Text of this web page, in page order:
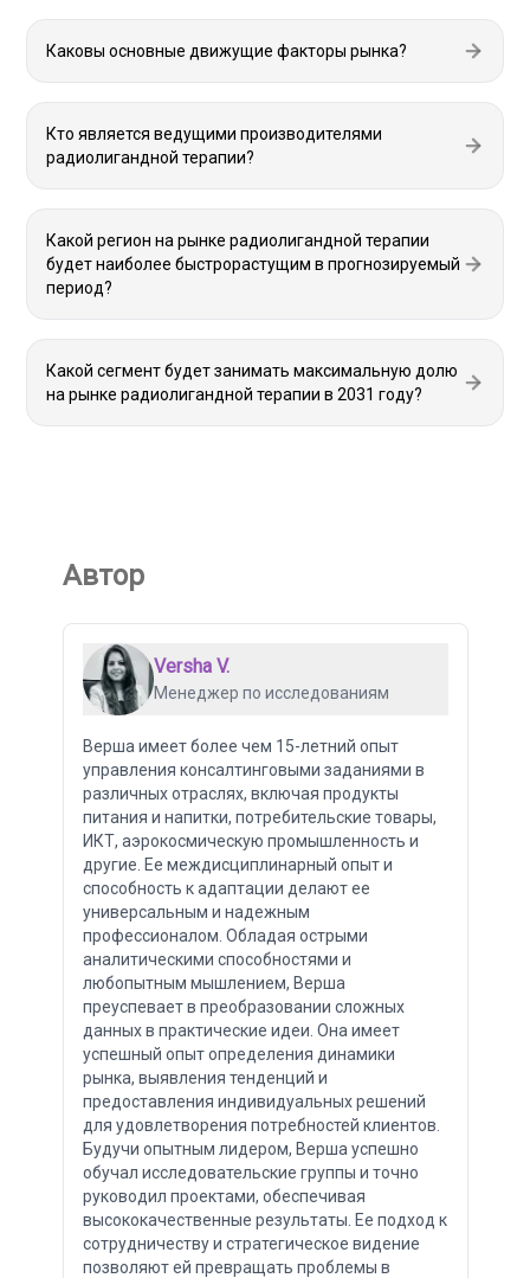
Каковы основные движущие факторы рынка?
Кто является ведущими производителями
радиолигандной терапии?
Какой регион на рынке радиолигандной терапии
будет наиболее быстрорастущим в прогнозируемый
период?
Какой сегмент будет занимать максимальную долю
на рынке радиолигандной терапии в 2031 году?
Автор
Versha V.
Менеджер по исследованиям
Верша имеет более чем 15-летний опыт
управления консалтинговыми заданиями в
различных отраслях, включая продукты
питания и напитки, потребительские товары,
ИКТ, аэрокосмическую промышленность и
другие. Ее междисциплинарный опыт и
способность к адаптации делают ее
универсальным и надежным
профессионалом. Обладая острыми
аналитическими способностями и
любопытным мышлением, Верша
преуспевает в преобразовании сложных
данных в практические идеи. Она имеет
успешный опыт определения динамики
рынка, выявления тенденций и
предоставления индивидуальных решений
для удовлетворения потребностей клиентов.
Будучи опытным лидером, Верша успешно
обучал исследовательские группы и точно
руководил проектами, обеспечивая
высококачественные результаты. Ее подход к
сотрудничеству и стратегическое видение
позволяют ей превращать проблемы в